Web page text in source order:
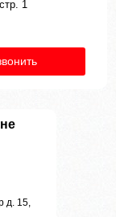
1
д. 15,